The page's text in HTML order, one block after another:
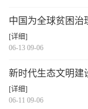
中国为全球贫困治
[详细]
06-13 09-06
新时代生态文明建
[详细]
06-11 09-06